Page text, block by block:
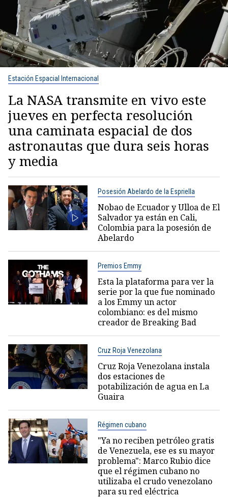
Estación Espacial Internacional
La NASA transmite en vivo este
jueves en perfecta resolución
una caminata espacial de dos
astronautas que dura seis horas
y media
Posesión Abelardo de la Espriella
Nobao de Ecuador y Ulloa de El
Salvador ya están en Cali,
Colombia para la posesión de
Abelardo
Premios Emmy
Esta la plataforma para ver la
serie por la que fue nominado
a los Emmy un actor
colombiano: es del mismo
creador de Breaking Bad
Cruz Roja Venezolana
Cruz Roja Venezolana instala
dos estaciones de
potabilización de agua en La
Guaira
Régimen cubano
"Ya no reciben petróleo gratis
de Venezuela, ese es su mayor
problema": Marco Rubio dice
que el régimen cubano no
utilizaba el crudo venezolano
para su red eléctrica